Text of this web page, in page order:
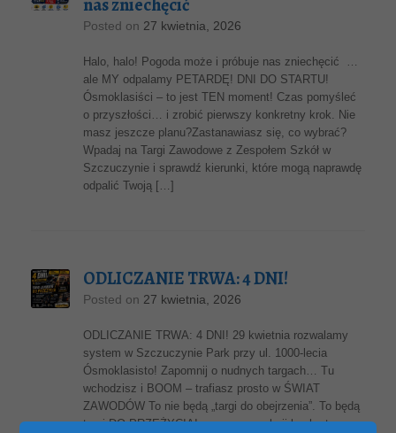
nas zniechęcić
Posted on 27 kwietnia, 2026
Halo, halo! Pogoda może i próbuje nas zniechęcić …
ale MY odpalamy PETARDĘ! DNI DO STARTU!
Ósmoklasiści – to jest TEN moment! Czas pomyśleć
o przyszłości… i zrobić pierwszy konkretny krok. Nie
masz jeszcze planu?Zastanawiasz się, co wybrać?
Wpadaj na Targi Zawodowe z Zespołem Szkół w
Szczuczynie i sprawdź kierunki, które mogą naprawdę
odpalić Twoją […]
ODLICZANIE TRWA: 4 DNI!
Posted on 27 kwietnia, 2026
ODLICZANIE TRWA: 4 DNI! 29 kwietnia rozwalamy
system w Szczuczynie Park przy ul. 1000-lecia
Ósmoklasisto! Zapomnij o nudnych targach… Tu
wchodzisz i BOOM – trafiasz prosto w ŚWIAT
ZAWODÓW To nie będą „targi do obejrzenia”. To będą
targi DO PRZEŻYCIA! maszyny w akcji konkretne